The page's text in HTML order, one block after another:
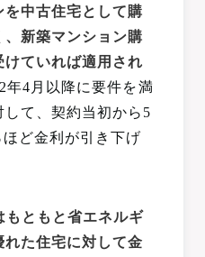
中古住宅として購
、新築マンション購
けていれば適用され
年4月以降に要件を満
て、契約当初から5
ど金利が引き下げ
もともと省エネルギ
た住宅に対して金